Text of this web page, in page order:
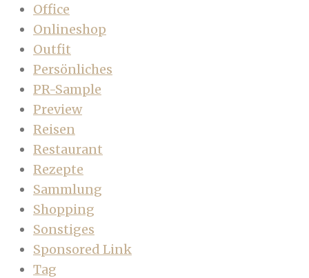
Office
Onlineshop
Outfit
Persönliches
PR-Sample
Preview
Reisen
Restaurant
Rezepte
Sammlung
Shopping
Sonstiges
Sponsored Link
Tag